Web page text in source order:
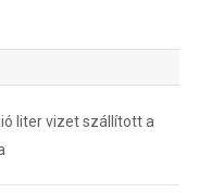
liter vizet szállított a